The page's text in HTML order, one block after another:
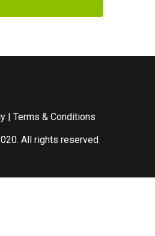
| Terms & Conditions
All rights reserved